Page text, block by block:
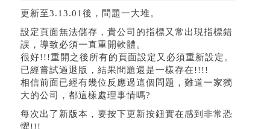
更新至3.13.01後，問題一大堆。
設定頁面無法儲存，貴公司的指標又常出現指標錯
誤，導致必須一直重開軟體。
很好!!!重開之後所有的頁面設定又必須重新設定。
已經嘗試過退版，結果問題還是一樣存在!!!!
相信前面已經有幾位反應過這個問題，難道一家獨
大的公司，都這樣處理事情嗎?
每次出了新版本，要按下更新按鈕實在感到非常恐
懼!!!